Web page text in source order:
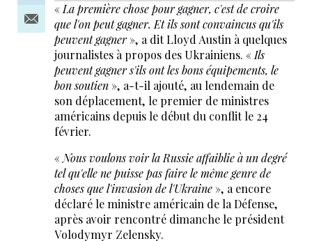
« La première chose pour gagner, c'est de croire
que l'on peut gagner. Et ils sont convaincus qu'ils
peuvent gagner», a dit Lloyd Austin à quelques
journalistes à propos des Ukrainiens. « Ils
peuvent gagner s'ils ont les bons équipements, le
bon soutien», a-t-il ajouté, au lendemain de
son déplacement, le premier de ministres
américains depuis le début du conflit le 24
février.
« Nous voulons voir la Russie affaiblie à un degré
tel qu'elle ne puisse pas faire le même genre de
choses que l'invasion de l'Ukraine», a encore
déclaré le ministre américain de la Défense,
après avoir rencontré dimanche le président
Volodymyr Zelensky.